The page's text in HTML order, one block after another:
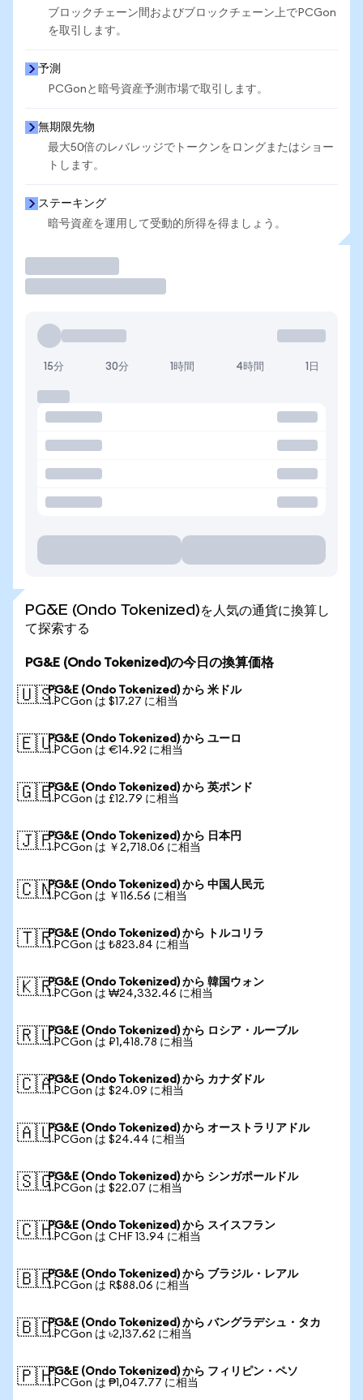
ブロックチェーン間およびブロックチェーン上でPCGon
を取引します。
予測
PCGonと暗号資産予測市場で取引します。
無期限先物
最大50倍のレバレッジでトークンをロングまたはショー
トします。
ステーキング
暗号資産を運用して受動的所得を得ましょう。
15分 30分 1時間 4時間 1日
PG&E (Ondo Tokenized)を人気の通貨に換算し
て探索する
PG&E (Ondo Tokenized)の今日の換算価格
🇺🇸PG&E (Ondo Tokenized) から 米ドル
1 PCGon は $17.27 に相当
🇪🇺PG&E (Ondo Tokenized) から ユーロ
1 PCGon は €14.92 に相当
🇬🇧PG&E (Ondo Tokenized) から 英ポンド
1 PCGon は £12.79 に相当
🇯🇵PG&E (Ondo Tokenized) から 日本円
1 PCGon は ￥2,718.06 に相当
🇨🇳PG&E (Ondo Tokenized) から 中国人民元
1 PCGon は ￥116.56 に相当
🇹🇷PG&E (Ondo Tokenized) から トルコリラ
1 PCGon は ₺823.84 に相当
🇰🇷PG&E (Ondo Tokenized) から 韓国ウォン
1 PCGon は ₩24,332.46 に相当
🇷🇺PG&E (Ondo Tokenized) から ロシア・ルーブル
1 PCGon は ₽1,418.78 に相当
🇨🇦PG&E (Ondo Tokenized) から カナダドル
1 PCGon は $24.09 に相当
🇦🇺PG&E (Ondo Tokenized) から オーストラリアドル
1 PCGon は $24.44 に相当
🇸🇬PG&E (Ondo Tokenized) から シンガポールドル
1 PCGon は $22.07 に相当
🇨🇭PG&E (Ondo Tokenized) から スイスフラン
1 PCGon は CHF 13.94 に相当
🇧🇷PG&E (Ondo Tokenized) から ブラジル・レアル
1 PCGon は R$88.06 に相当
🇧🇩PG&E (Ondo Tokenized) から バングラデシュ・タカ
1 PCGon は ৳2,137.62 に相当
🇵🇭PG&E (Ondo Tokenized) から フィリピン・ペソ
1 PCGon は ₱1,047.77 に相当